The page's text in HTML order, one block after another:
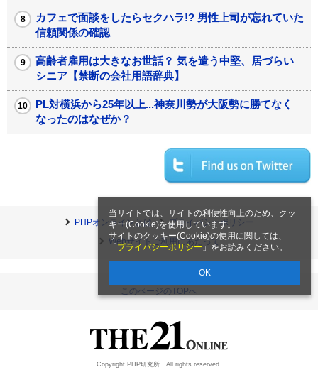
当サイトでは、サイトの利便性向上のため、クッ
キー(Cookie)を使用しています。
サイトのクッキー(Cookie)の使用に関しては、
「 プライバシーポリシー 」をお読みください。
OK
カフェで面談をしたらセクハラ!? 男性上司が忘れていた
信頼関係の確認
高齢者雇用は大きなお世話？ 気を遣う中堅、居づらい
シニア【禁断の会社用語辞典】
PL対横浜から25年以上...神奈川勢が大阪勢に勝てなく
なったのはなぜか？
PHPオンラインとは
プライバシーポリシー
Webサイトご利用にあたって
このページのTOPへ
Copyright PHP研究所 All rights reserved.